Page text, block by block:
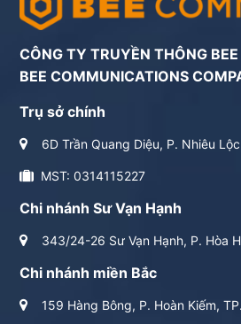
CÔNG TY TRUYỀN THÔNG BEE
BEE COMMUNICATIONS
Trụ sở chính
6D Trần Quang Diệu, P. Nhiêu
MST: 0314115227
Chi nhánh Sư Vạn Hạnh
343/24-26 Sư Vạn Hạnh, P. Hòa
Chi nhánh miền Bắc
159 Hàng Bông, P. Hoàn Kiếm,